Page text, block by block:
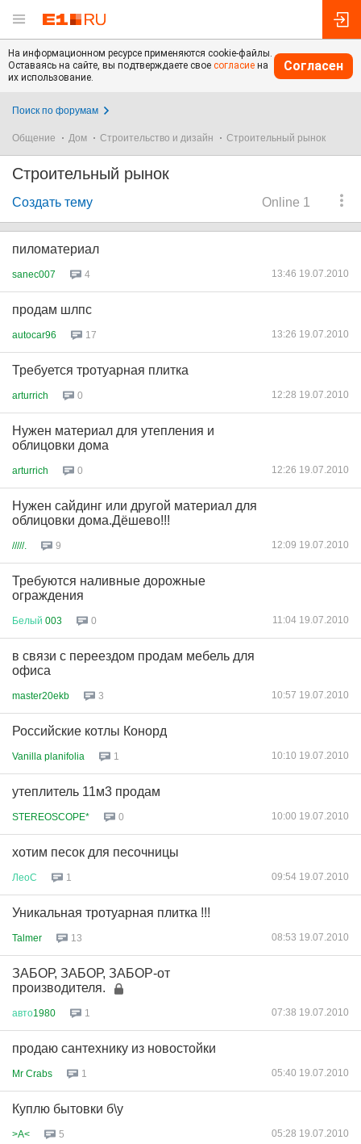
На информационном ресурсе применяются cookie-файлы.
Оставаясь на сайте, вы подтверждаете свое согласие на
их использование.
Согласен
Поиск по форумам
Общение Дом Строительство и дизайн Строительный рынок
Строительный рынок
Online 1
Создать тему
пиломатериал
sanec007 4 13:46 19.07.2010
продам шлпс
autocar96 17 13:26 19.07.2010
Требуется тротуарная плитка
arturrich 0 12:28 19.07.2010
Нужен материал для утепления и
облицовки дома
arturrich 0 12:26 19.07.2010
Нужен сайдинг или другой материал для
облицовки дома.Дёшево!!!
/////. 9 12:09 19.07.2010
Требуются наливные дорожные
ограждения
Белый 003 0 11:04 19.07.2010
в связи с переездом продам мебель для
офиса
master20ekb 3 10:57 19.07.2010
Российские котлы Конорд
Vanilla planifolia 1 10:10 19.07.2010
утеплитель 11м3 продам
STEREOSCOPE* 0 10:00 19.07.2010
хотим песок для песочницы
ЛеоС 1 09:54 19.07.2010
Уникальная тротуарная плитка !!!
Talmer 13 08:53 19.07.2010
ЗАБОР, ЗАБОР, ЗАБОР-от
производителя.
авто1980 1 07:38 19.07.2010
продаю сантехнику из новостойки
Mr Crabs 1 05:40 19.07.2010
Куплю бытовки б\у
>A< 5 05:28 19.07.2010